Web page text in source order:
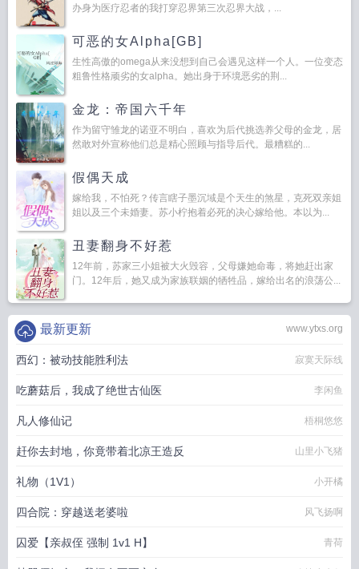
办身为医疗忍者的我打穿忍界第三次忍界大战，...
可恶的女Alpha[GB]
生性高傲的omega从来没想到自己会遇见这样一个人。一位变态
粗鲁性格顽劣的女alpha。她出身于环境恶劣的荆...
金龙：帝国六千年
作为留守雏龙的诺亚不明白，喜欢为后代挑选养父母的金龙，居
然敢对外宣称他们总是精心照顾与指导后代。最糟糕的...
假偶天成
嫁给我，不怕死？传言瞎子墨沉域是个天生的煞星，克死双亲姐
姐以及三个未婚妻。苏小柠抱着必死的决心嫁给他。本以为...
丑妻翻身不好惹
12年前，苏家三小姐被大火毁容，父母嫌她命毒，将她赶出家
门。12年后，她又成为家族联姻的牺牲品，嫁给出名的浪荡公...
www.ytxs.org
最新更新
西幻：被动技能胜利法 寂寞天际线
吃蘑菇后，我成了绝世古仙医 李闲鱼
凡人修仙记 梧桐悠悠
赶你去封地，你竟带着北凉王造反 山里小飞猪
礼物（1V1） 小开橘
四合院：穿越送老婆啦 风飞扬啊
囚爱【亲叔侄 强制 1v1 H】 青荷